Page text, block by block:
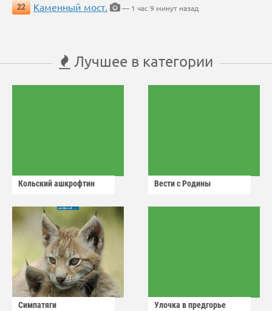
22
Каменный мост. — 1 час 9 минут назад
Лучшее в категории
Кольский ашкрофтин Вести с Родины
Симпатяги Улочка в предгорье